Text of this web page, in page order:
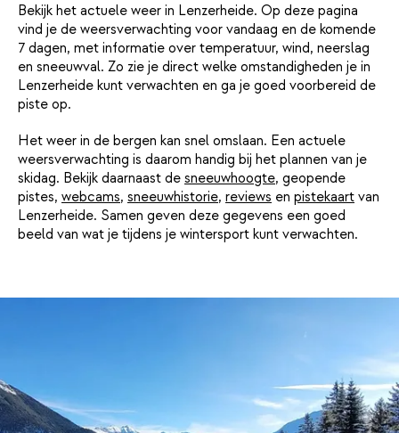
Bekijk het actuele weer in Lenzerheide. Op deze pagina
vind je de weersverwachting voor vandaag en de komende
7 dagen, met informatie over temperatuur, wind, neerslag
en sneeuwval. Zo zie je direct welke omstandigheden je in
Lenzerheide kunt verwachten en ga je goed voorbereid de
piste op.
Het weer in de bergen kan snel omslaan. Een actuele
weersverwachting is daarom handig bij het plannen van je
skidag. Bekijk daarnaast de sneeuwhoogte, geopende
pistes, webcams, sneeuwhistorie, reviews en pistekaart van
Lenzerheide. Samen geven deze gegevens een goed
beeld van wat je tijdens je wintersport kunt verwachten.